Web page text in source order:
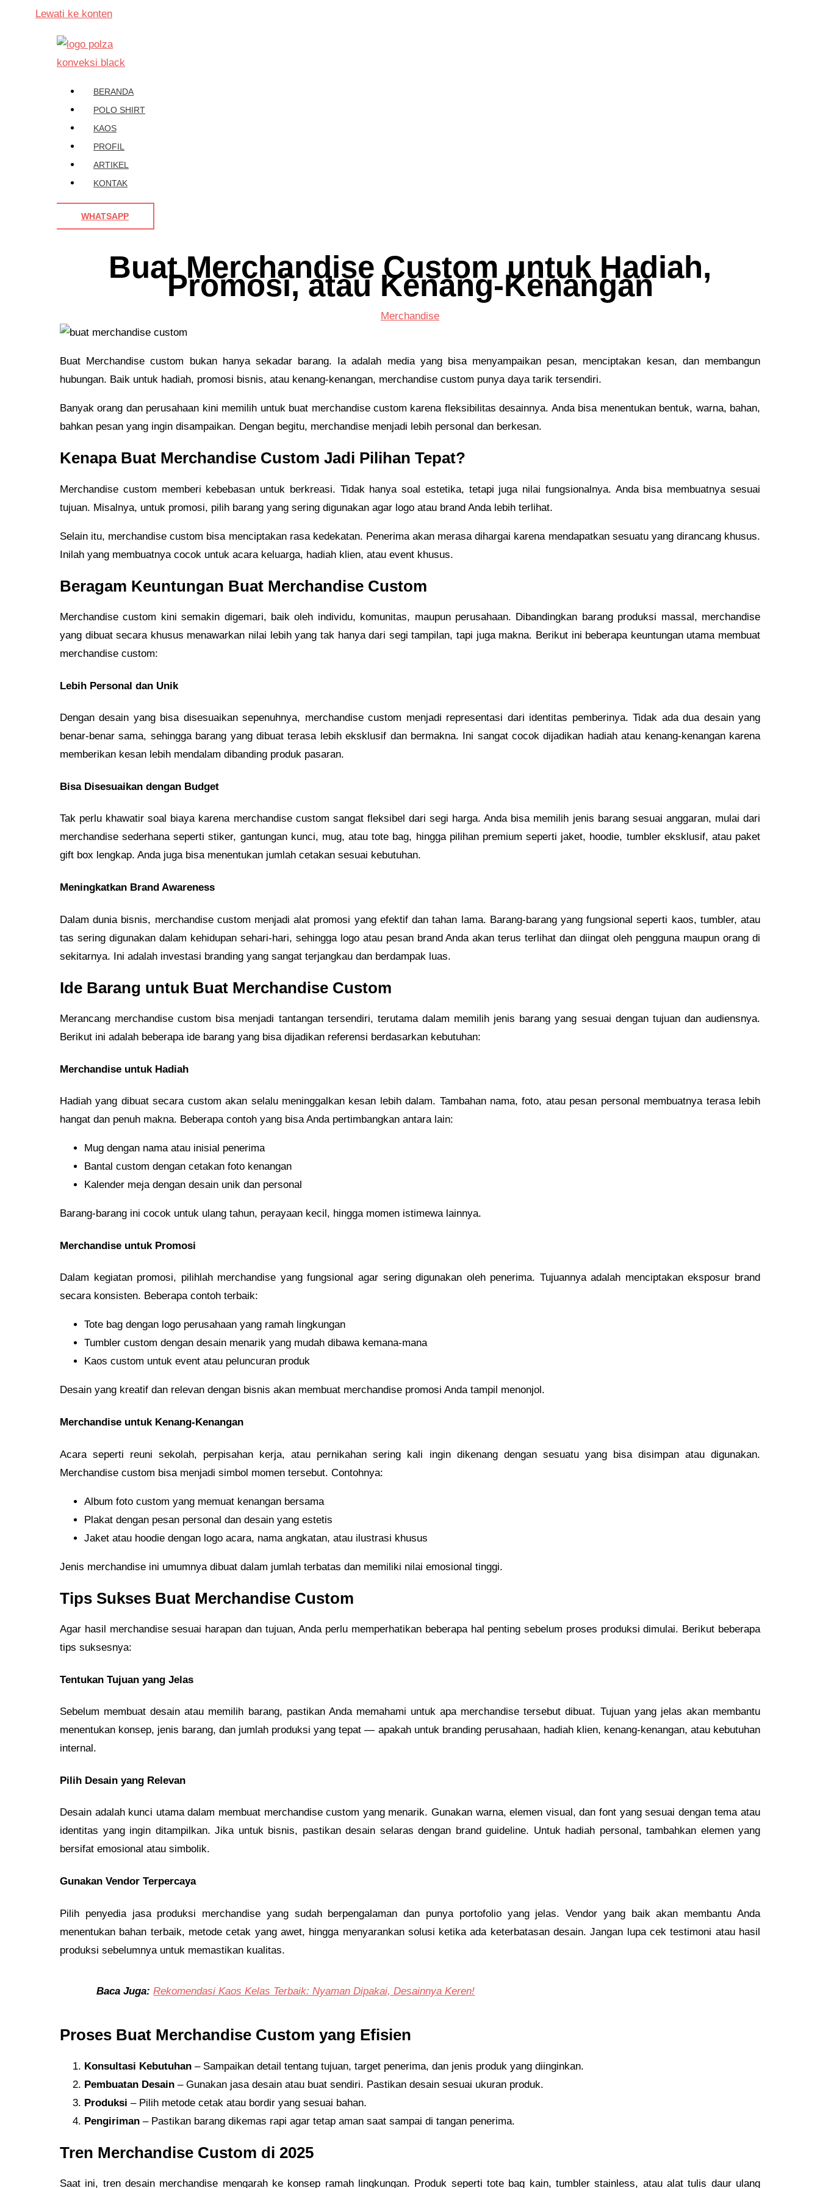
Lewati ke konten
BERANDA
POLO SHIRT
KAOS
PROFIL
ARTIKEL
KONTAK
WHATSAPP
Buat Merchandise Custom untuk Hadiah,
Promosi, atau Kenang-Kenangan
Merchandise
Buat Merchandise custom bukan hanya sekadar barang. Ia adalah media yang bisa menyampaikan pesan, menciptakan kesan, dan membangun
hubungan. Baik untuk hadiah, promosi bisnis, atau kenang-kenangan, merchandise custom punya daya tarik tersendiri.
Banyak orang dan perusahaan kini memilih untuk buat merchandise custom karena fleksibilitas desainnya. Anda bisa menentukan bentuk, warna, bahan,
bahkan pesan yang ingin disampaikan. Dengan begitu, merchandise menjadi lebih personal dan berkesan.
Kenapa Buat Merchandise Custom Jadi Pilihan Tepat?
Merchandise custom memberi kebebasan untuk berkreasi. Tidak hanya soal estetika, tetapi juga nilai fungsionalnya. Anda bisa membuatnya sesuai
tujuan. Misalnya, untuk promosi, pilih barang yang sering digunakan agar logo atau brand Anda lebih terlihat.
Selain itu, merchandise custom bisa menciptakan rasa kedekatan. Penerima akan merasa dihargai karena mendapatkan sesuatu yang dirancang khusus.
Inilah yang membuatnya cocok untuk acara keluarga, hadiah klien, atau event khusus.
Beragam Keuntungan Buat Merchandise Custom
Merchandise custom kini semakin digemari, baik oleh individu, komunitas, maupun perusahaan. Dibandingkan barang produksi massal, merchandise
yang dibuat secara khusus menawarkan nilai lebih yang tak hanya dari segi tampilan, tapi juga makna. Berikut ini beberapa keuntungan utama membuat
merchandise custom:
Lebih Personal dan Unik
Dengan desain yang bisa disesuaikan sepenuhnya, merchandise custom menjadi representasi dari identitas pemberinya. Tidak ada dua desain yang
benar-benar sama, sehingga barang yang dibuat terasa lebih eksklusif dan bermakna. Ini sangat cocok dijadikan hadiah atau kenang-kenangan karena
memberikan kesan lebih mendalam dibanding produk pasaran.
Bisa Disesuaikan dengan Budget
Tak perlu khawatir soal biaya karena merchandise custom sangat fleksibel dari segi harga. Anda bisa memilih jenis barang sesuai anggaran, mulai dari
merchandise sederhana seperti stiker, gantungan kunci, mug, atau tote bag, hingga pilihan premium seperti jaket, hoodie, tumbler eksklusif, atau paket
gift box lengkap. Anda juga bisa menentukan jumlah cetakan sesuai kebutuhan.
Meningkatkan Brand Awareness
Dalam dunia bisnis, merchandise custom menjadi alat promosi yang efektif dan tahan lama. Barang-barang yang fungsional seperti kaos, tumbler, atau
tas sering digunakan dalam kehidupan sehari-hari, sehingga logo atau pesan brand Anda akan terus terlihat dan diingat oleh pengguna maupun orang di
sekitarnya. Ini adalah investasi branding yang sangat terjangkau dan berdampak luas.
Ide Barang untuk Buat Merchandise Custom
Merancang merchandise custom bisa menjadi tantangan tersendiri, terutama dalam memilih jenis barang yang sesuai dengan tujuan dan audiensnya.
Berikut ini adalah beberapa ide barang yang bisa dijadikan referensi berdasarkan kebutuhan:
Merchandise untuk Hadiah
Hadiah yang dibuat secara custom akan selalu meninggalkan kesan lebih dalam. Tambahan nama, foto, atau pesan personal membuatnya terasa lebih
hangat dan penuh makna. Beberapa contoh yang bisa Anda pertimbangkan antara lain:
Mug dengan nama atau inisial penerima
Bantal custom dengan cetakan foto kenangan
Kalender meja dengan desain unik dan personal
Barang-barang ini cocok untuk ulang tahun, perayaan kecil, hingga momen istimewa lainnya.
Merchandise untuk Promosi
Dalam kegiatan promosi, pilihlah merchandise yang fungsional agar sering digunakan oleh penerima. Tujuannya adalah menciptakan eksposur brand
secara konsisten. Beberapa contoh terbaik:
Tote bag dengan logo perusahaan yang ramah lingkungan
Tumbler custom dengan desain menarik yang mudah dibawa kemana-mana
Kaos custom untuk event atau peluncuran produk
Desain yang kreatif dan relevan dengan bisnis akan membuat merchandise promosi Anda tampil menonjol.
Merchandise untuk Kenang-Kenangan
Acara seperti reuni sekolah, perpisahan kerja, atau pernikahan sering kali ingin dikenang dengan sesuatu yang bisa disimpan atau digunakan.
Merchandise custom bisa menjadi simbol momen tersebut. Contohnya:
Album foto custom yang memuat kenangan bersama
Plakat dengan pesan personal dan desain yang estetis
Jaket atau hoodie dengan logo acara, nama angkatan, atau ilustrasi khusus
Jenis merchandise ini umumnya dibuat dalam jumlah terbatas dan memiliki nilai emosional tinggi.
Tips Sukses Buat Merchandise Custom
Agar hasil merchandise sesuai harapan dan tujuan, Anda perlu memperhatikan beberapa hal penting sebelum proses produksi dimulai. Berikut beberapa
tips suksesnya:
Tentukan Tujuan yang Jelas
Sebelum membuat desain atau memilih barang, pastikan Anda memahami untuk apa merchandise tersebut dibuat. Tujuan yang jelas akan membantu
menentukan konsep, jenis barang, dan jumlah produksi yang tepat — apakah untuk branding perusahaan, hadiah klien, kenang-kenangan, atau kebutuhan
internal.
Pilih Desain yang Relevan
Desain adalah kunci utama dalam membuat merchandise custom yang menarik. Gunakan warna, elemen visual, dan font yang sesuai dengan tema atau
identitas yang ingin ditampilkan. Jika untuk bisnis, pastikan desain selaras dengan brand guideline. Untuk hadiah personal, tambahkan elemen yang
bersifat emosional atau simbolik.
Gunakan Vendor Terpercaya
Pilih penyedia jasa produksi merchandise yang sudah berpengalaman dan punya portofolio yang jelas. Vendor yang baik akan membantu Anda
menentukan bahan terbaik, metode cetak yang awet, hingga menyarankan solusi ketika ada keterbatasan desain. Jangan lupa cek testimoni atau hasil
produksi sebelumnya untuk memastikan kualitas.
Baca Juga: Rekomendasi Kaos Kelas Terbaik: Nyaman Dipakai, Desainnya Keren!
Proses Buat Merchandise Custom yang Efisien
Konsultasi Kebutuhan – Sampaikan detail tentang tujuan, target penerima, dan jenis produk yang diinginkan.
Pembuatan Desain – Gunakan jasa desain atau buat sendiri. Pastikan desain sesuai ukuran produk.
Produksi – Pilih metode cetak atau bordir yang sesuai bahan.
Pengiriman – Pastikan barang dikemas rapi agar tetap aman saat sampai di tangan penerima.
Tren Merchandise Custom di 2025
Saat ini, tren desain merchandise mengarah ke konsep ramah lingkungan. Produk seperti tote bag kain, tumbler stainless, atau alat tulis daur ulang